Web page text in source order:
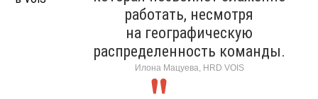
работать, несмотря
на географическую
распределенность команды.
Илона Мацуева, HRD VOIS